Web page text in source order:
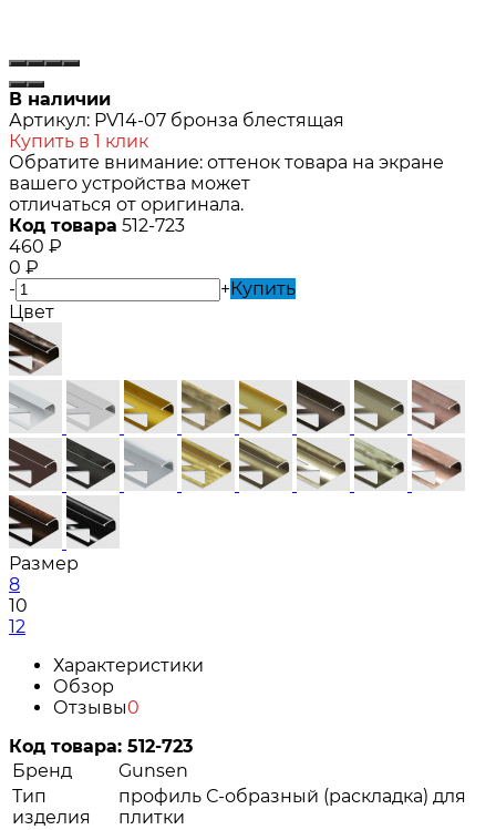
В наличии
Артикул: PV14-07 бронза блестящая
Купить в 1 клик
Обратите внимание: оттенок товара на экране
вашего устройства может
отличаться от оригинала.
Код товара 512-723
460 ₽
0 ₽
-
+Купить
Цвет
Размер
8
10
12
Характеристики
Обзор
Отзывы0
Код товара: 512-723
Бренд
Gunsen
Тип
изделия
профиль С-образный (раскладка) для
плитки